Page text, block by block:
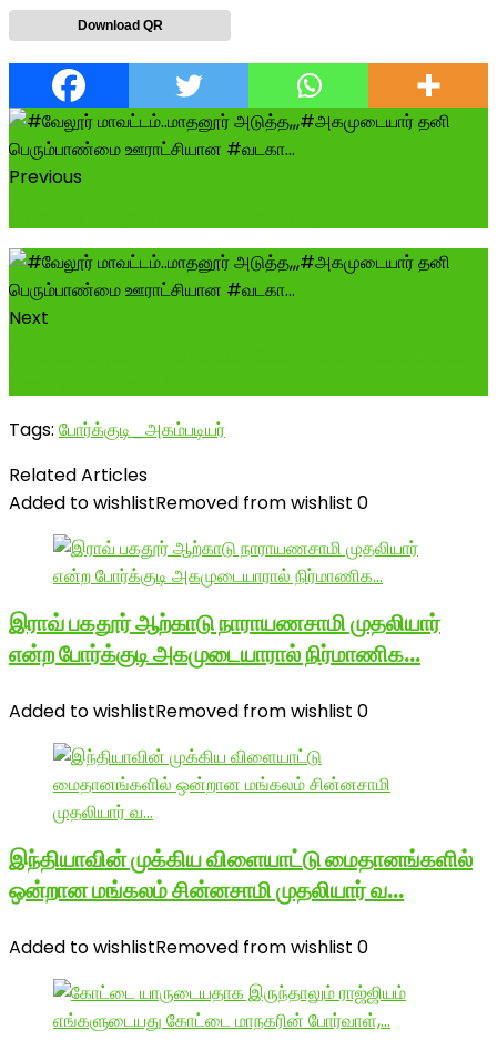
Download QR
Previous
Next
Tags: போர்க்குடி_அகம்படியர்
Related Articles
Added to wishlistRemoved from wishlist 0
இராவ் பகதூர் ஆற்காடு நாராயணசாமி முதலியார்
என்ற போர்க்குடி அகமுடையாரால் நிர்மாணிக…
Added to wishlistRemoved from wishlist 0
இந்தியாவின் முக்கிய விளையாட்டு மைதானங்களில்
ஒன்றான மங்கலம் சின்னசாமி முதலியார் வ…
Added to wishlistRemoved from wishlist 0